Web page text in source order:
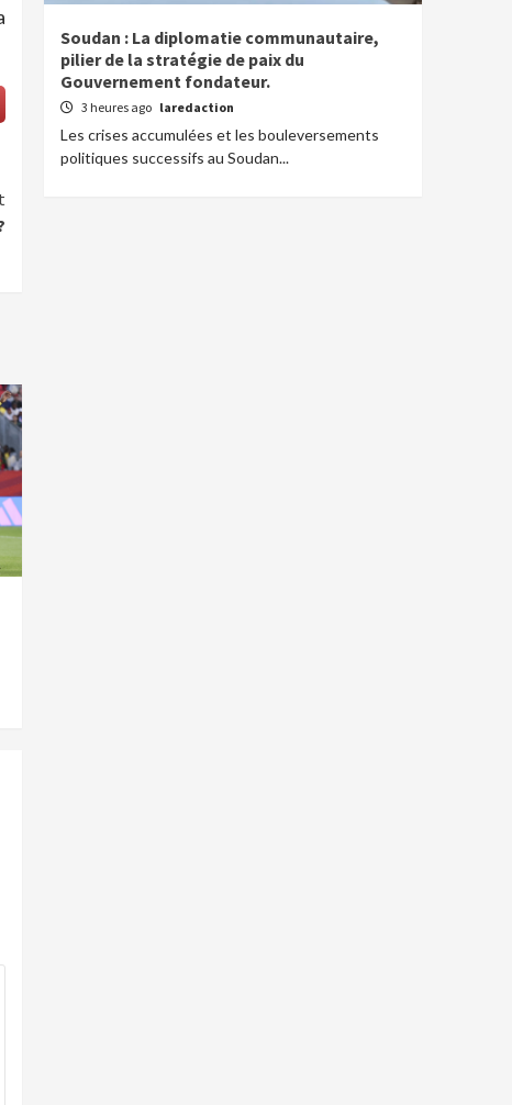
Soudan : La diplomatie communautaire,
pilier de la stratégie de paix du
Gouvernement fondateur.
3 heures ago laredaction
Les crises accumulées et les bouleversements
politiques successifs au Soudan...